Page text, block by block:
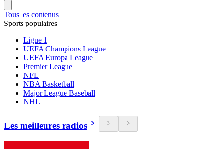
Tous les contenus
Sports populaires
Ligue 1
UEFA Champions League
UEFA Europa League
Premier League
NFL
NBA Basketball
Major League Baseball
NHL
Les meilleures radios